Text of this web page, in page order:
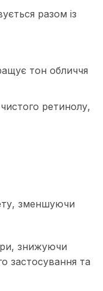
разом із
тон обличчя
ретинолу,
зменшуючи
знижуючи
застосування та